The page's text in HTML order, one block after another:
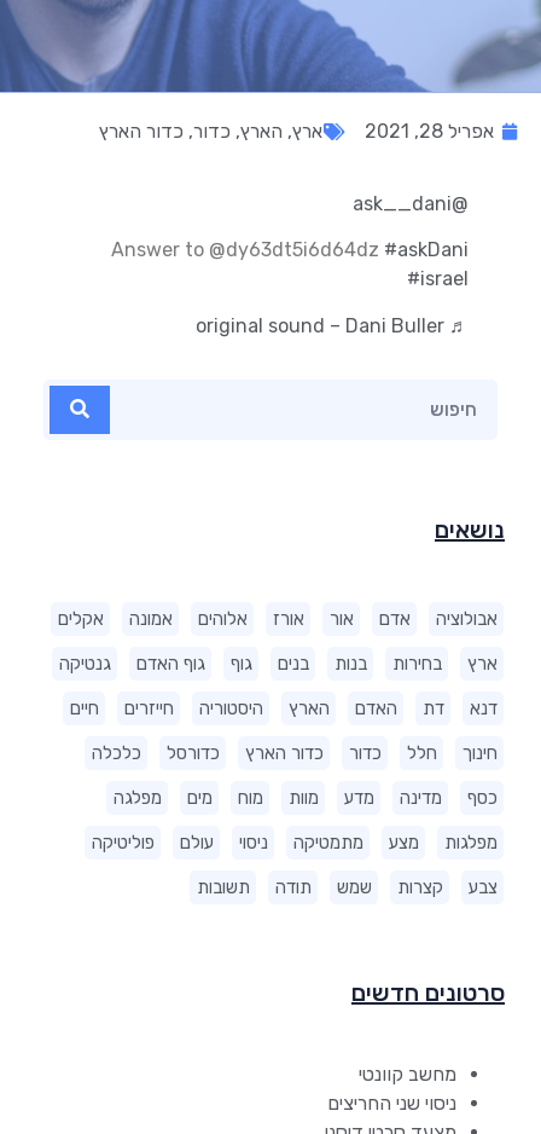
נושאים
אבולוציה אדם אור אורז אלוהים אמונה אקלים
ארץ בחירות בנות בנים גוף גוף האדם גנטיקה
דנא דת האדם הארץ היסטוריה חייזרים חיים
חינוך חלל כדור כדור הארץ כדורסל כלכלה
כסף מדינה מדע מוות מוח מים מפלגה
מפלגות מצע מתמטיקה ניסוי עולם פוליטיקה
צבע קצרות שמש תודה תשובות
סרטונים חדשים
מחשב קוונטי
ניסוי שני החריצים
אפריל 28, 2021 ארץ, הארץ, כדור, כדור הארץ
@ask__dani
Answer to @dy63dt5i6d64dz #askDani
#israel
♬ original sound – Dani Buller